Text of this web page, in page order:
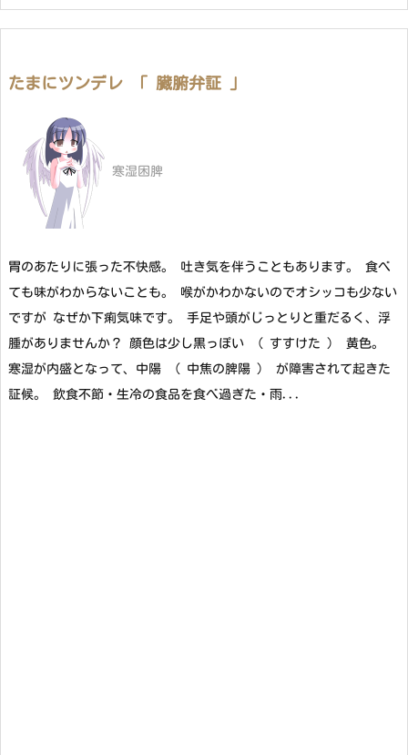
たまにツンデレ 「 臓腑弁証 」
寒湿困脾
胃のあたりに張った不快感。 吐き気を伴うこともあります。 食べ
ても味がわからないことも。 喉がかわかないのでオシッコも少ない
ですが なぜか下痢気味です。 手足や頭がじっとりと重だるく、浮
腫がありませんか？ 顔色は少し黒っぽい （ すすけた ） 黄色。
寒湿が内盛となって、中陽 ( 中焦の脾陽 ) が障害されて起きた
証候。 飲食不節・生冷の食品を食べ過ぎた・雨...